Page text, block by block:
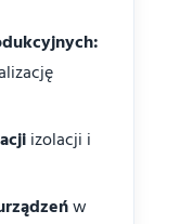
izolacji i
w